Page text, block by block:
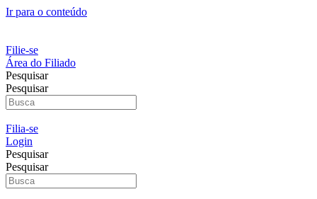
Ir para o conteúdo
Filie-se
Área do Filiado
Pesquisar
Pesquisar
Filia-se
Login
Pesquisar
Pesquisar